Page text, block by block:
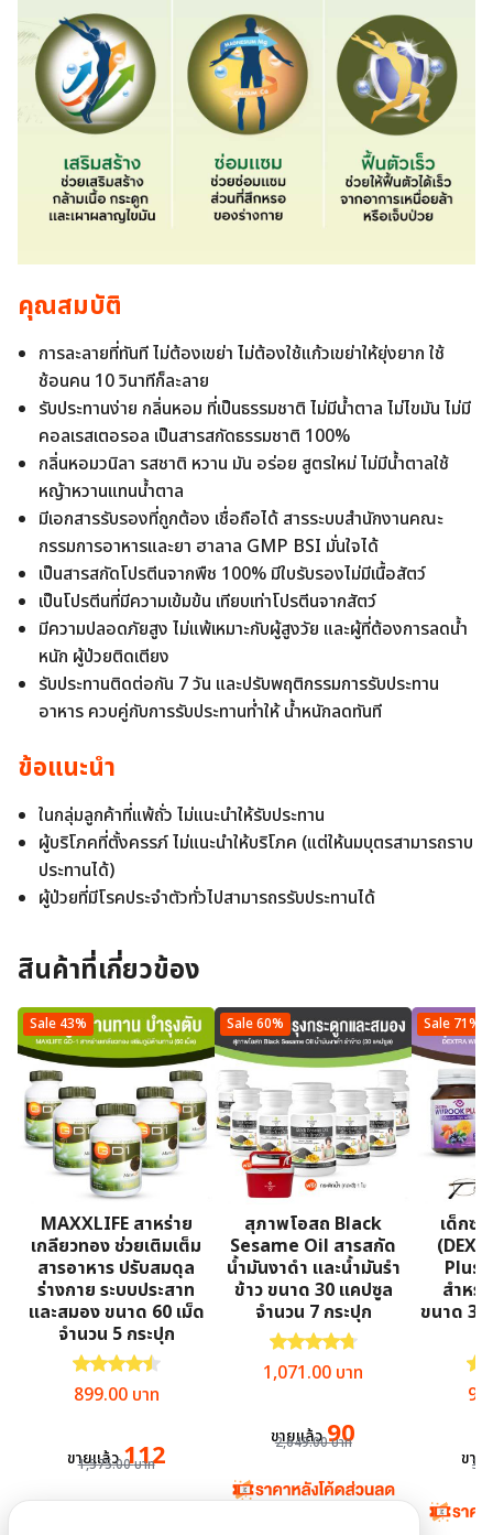
คุณสมบัติ
การละลายที่ทันที ไม่ต้องเขย่า ไม่ต้องใช้แก้วเขย่าให้ยุ่งยาก ใช้
ช้อนคน 10 วินาทีก็ละลาย
รับประทานง่าย กลิ่นหอม ที่เป็นธรรมชาติ ไม่มีน้ำตาล ไม่ไขมัน ไม่มี
คอลเรสเตอรอล เป็นสารสกัดธรรมชาติ 100%
กลิ่นหอมวนิลา รสชาติ หวาน มัน อร่อย สูตรใหม่ ไม่มีน้ำตาลใช้
หญ้าหวานแทนน้ำตาล
มีเอกสารรับรองที่ถูกต้อง เชื่อถือได้ สารระบบสำนักงานคณะ
กรรมการอาหารและยา ฮาลาล GMP BSI มั่นใจได้
เป็นสารสกัดโปรตีนจากพืช 100% มีใบรับรองไม่มีเนื้อสัตว์
เป็นโปรตีนที่มีความเข้มข้น เทียบเท่าโปรตีนจากสัตว์
มีความปลอดภัยสูง ไม่แพ้เหมาะกับผู้สูงวัย และผู้ที่ต้องการลดน้ำ
หนัก ผู้ป่วยติดเตียง
รับประทานติดต่อกัน 7 วัน และปรับพฤติกรรมการรับประทาน
อาหาร ควบคู่กับการรับประทานท่ำให้ น้ำหนักลดทันที
ข้อแนะนำ
ในกลุ่มลูกค้าที่แพ้ถั่ว ไม่แนะนำให้รับประทาน
ผู้บริโภคที่ตั้งครรภ์ ไม่แนะนำให้บริโภค (แต่ให้นมบุตรสามารถราบ
ประทานได้)
ผู้ป่วยที่มีโรคประจำตัวทั่วไปสามารถรรับประทานได้
สินค้าที่เกี่ยวข้อง
Sale 43%
MAXXLIFE สาหร่าย
เกลียวทอง ช่วยเติมเต็ม
สารอาหาร ปรับสมดุล
ร่างกาย ระบบประสาท
และสมอง ขนาด 60 เม็ด
จำนวน 5 กระปุก
ให้คะแนน4.53 ตั้งแต่ 1-5 คะแนน
1,575.00บาท
Original price was: 1,575.00 บาท.
899.00 บาทCurrent price is: 899.00 บาท.
ขายแล้ว112
Sale 60%
สุภาพโอสถ Black
Sesame Oil สารสกัด
น้ำมันงาดำ และน้ำมันรำ
ข้าว ขนาด 30 แคปซูล
จำนวน 7 กระปุก
ให้คะแนน4.76
2,649.00บาท
Original price was: 2,649.00
1,071.00 บาท Current price
ขายแล้ว90
Sale 71%
เด็กซ์
Plus)
สำหรั
ขนาด
ให้
ขาย